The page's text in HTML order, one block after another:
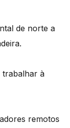
de norte a
trabalhar à
remotos